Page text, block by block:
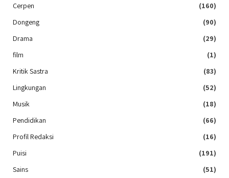
Cerpen
(160)
Dongeng
(90)
Drama
(29)
film
(1)
Kritik Sastra
(83)
Lingkungan
(52)
Musik
(18)
Pendidikan
(66)
Profil Redaksi
(16)
Puisi
(191)
Sains
(51)